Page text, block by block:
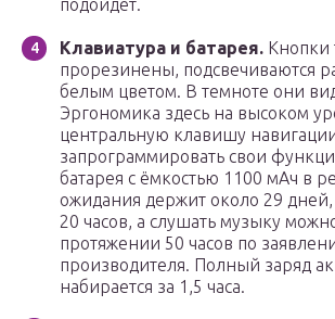
подойдёт.
Клавиатура и батарея. Кнопки
прорезинены, подсвечиваются
белым цветом. В темноте они
Эргономика здесь на высоком
центральную клавишу
запрограммировать свои
батарея с ёмкостью 1100 мАч в
ожидания держит около 29
20 часов, а слушать музыку
протяжении 50 часов по
производителя. Полный заряд
набирается за 1,5 часа.